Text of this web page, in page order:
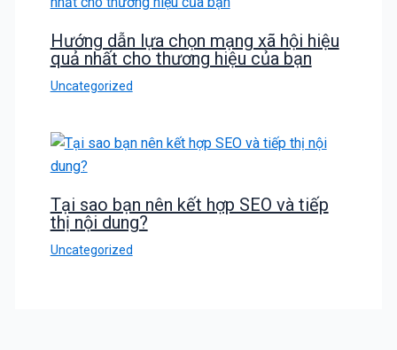
Hướng dẫn lựa chọn mạng xã hội hiệu
quả nhất cho thương hiệu của bạn
Uncategorized
Tại sao bạn nên kết hợp SEO và tiếp
thị nội dung?
Uncategorized